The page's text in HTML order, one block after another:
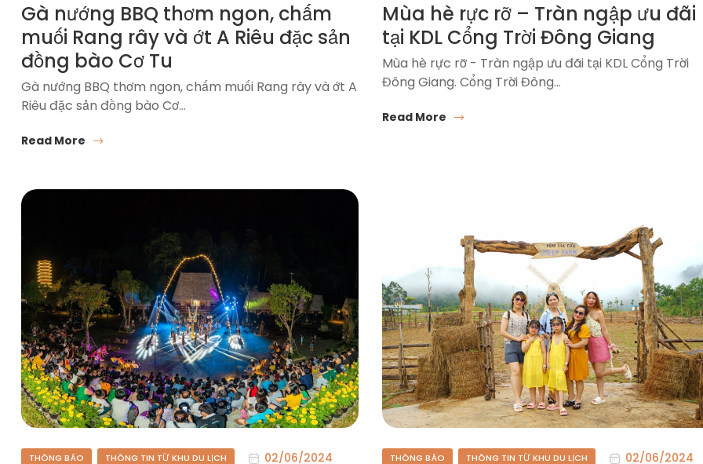
Gà nướng BBQ thơm ngon, chấm
muối Rang rây và ớt A Riêu đặc sản
đồng bào Cơ Tu
Gà nướng BBQ thơm ngon, chấm muối Rang rây và ớt A
Riêu đặc sản đồng bào Cơ…
Read More
Mùa hè rực rỡ – Tràn ngập ưu đãi
tại KDL Cổng Trời Đông Giang
Mùa hè rực rỡ - Tràn ngập ưu đãi tại KDL Cổng Trời
Đông Giang. Cổng Trời Đông…
Read More
THÔNG BÁO THÔNG TIN TỪ KHU DU LỊCH 02/06/2024 THÔNG BÁO THÔNG TIN TỪ KHU DU LỊCH 02/06/2024